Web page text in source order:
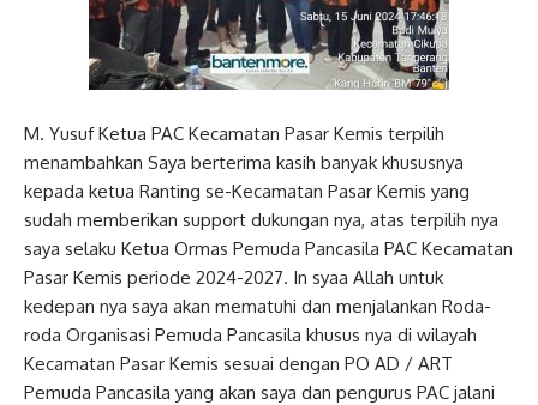
M. Yusuf Ketua PAC Kecamatan Pasar Kemis terpilih
menambahkan Saya berterima kasih banyak khususnya
kepada ketua Ranting se-Kecamatan Pasar Kemis yang
sudah memberikan support dukungan nya, atas terpilih nya
saya selaku Ketua Ormas Pemuda Pancasila PAC Kecamatan
Pasar Kemis periode 2024-2027. In syaa Allah untuk
kedepan nya saya akan mematuhi dan menjalankan Roda-
roda Organisasi Pemuda Pancasila khusus nya di wilayah
Kecamatan Pasar Kemis sesuai dengan PO AD / ART
Pemuda Pancasila yang akan saya dan pengurus PAC jalani